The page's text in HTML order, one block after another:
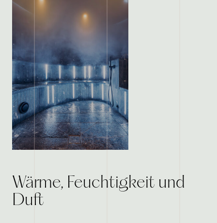
Wärme, Feuchtigkeit und
Duft